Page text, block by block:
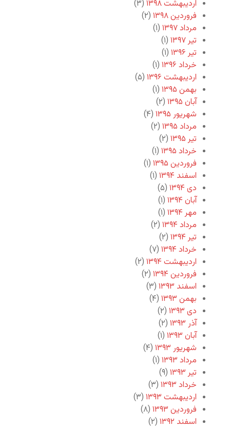
اردیبهشت ۱۳۹۸
(۳)
فروردین ۱۳۹۸
(۲)
مرداد ۱۳۹۷
(۱)
تیر ۱۳۹۷
(۱)
تیر ۱۳۹۶
(۱)
خرداد ۱۳۹۶
(۱)
اردیبهشت ۱۳۹۶
(۵)
بهمن ۱۳۹۵
(۱)
آبان ۱۳۹۵
(۲)
شهریور ۱۳۹۵
(۴)
مرداد ۱۳۹۵
(۲)
تیر ۱۳۹۵
(۲)
خرداد ۱۳۹۵
(۱)
فروردین ۱۳۹۵
(۱)
اسفند ۱۳۹۴
(۱)
دی ۱۳۹۴
(۵)
آبان ۱۳۹۴
(۱)
مهر ۱۳۹۴
(۱)
مرداد ۱۳۹۴
(۲)
تیر ۱۳۹۴
(۲)
خرداد ۱۳۹۴
(۷)
اردیبهشت ۱۳۹۴
(۲)
فروردین ۱۳۹۴
(۲)
اسفند ۱۳۹۳
(۳)
بهمن ۱۳۹۳
(۴)
دی ۱۳۹۳
(۲)
آذر ۱۳۹۳
(۲)
آبان ۱۳۹۳
(۱)
شهریور ۱۳۹۳
(۴)
مرداد ۱۳۹۳
(۱)
تیر ۱۳۹۳
(۹)
خرداد ۱۳۹۳
(۳)
اردیبهشت ۱۳۹۳
(۳)
فروردین ۱۳۹۳
(۸)
اسفند ۱۳۹۲
(۲)